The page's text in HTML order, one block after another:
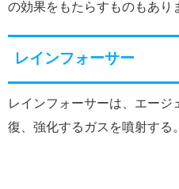
の効果をもたらすものもあり
レインフォーサー
レインフォーサーは、エー
復、強化するガスを噴射する。